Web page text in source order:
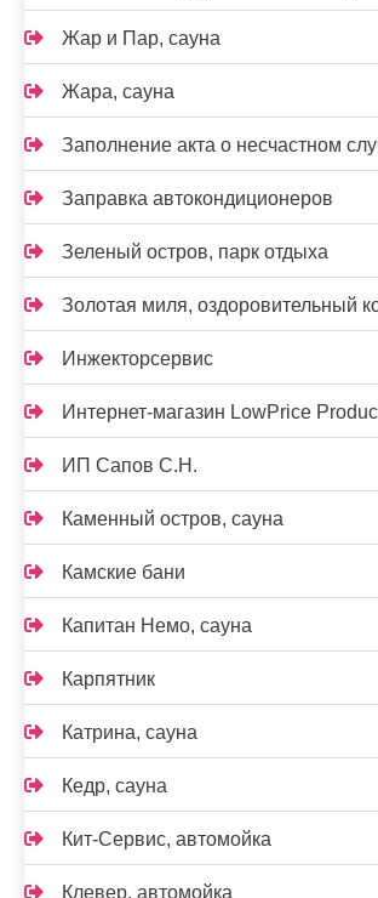
Жар и Пар, сауна
Жара, сауна
Заполнение акта о несчастном
Заправка автокондиционеров
Зеленый остров, парк отдыха
Золотая миля, оздоровительный
Инжекторсервис
Интернет-магазин LowPrice
ИП Сапов С.Н.
Каменный остров, сауна
Камские бани
Капитан Немо, сауна
Карпятник
Катрина, сауна
Кедр, сауна
Кит-Сервис, автомойка
Клевер, автомойка